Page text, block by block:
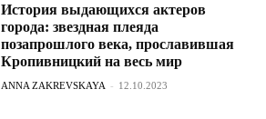
История выдающихся актеров
города: звездная плеяда
позапрошлого века, прославившая
Кропивницкий на весь мир
ANNA ZAKREVSKAYA - 12.10.2023